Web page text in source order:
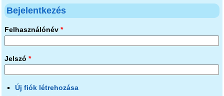
Bejelentkezés
Felhasználónév *
Jelszó *
Új fiók létrehozása